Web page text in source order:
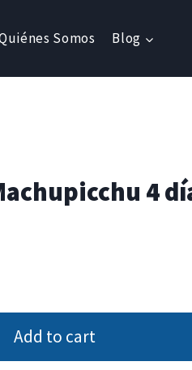
Somos Blog
4
Add to cart